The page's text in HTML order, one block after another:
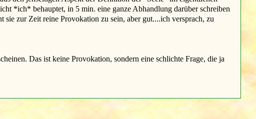
*ich* behauptet, in 5 min. eine ganze Abhandlung darüber schreiben
zur Zeit reine Provokation zu sein, aber gut....ich versprach, zu
Das ist keine Provokation, sondern eine schlichte Frage, die ja